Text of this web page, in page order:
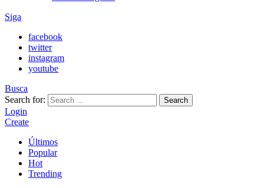
Siga
facebook
twitter
instagram
youtube
Busca
Search for:
Search
Login
Create
Últimos
Popular
Hot
Trending